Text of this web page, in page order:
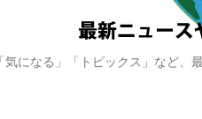
になる」「トピックス」など